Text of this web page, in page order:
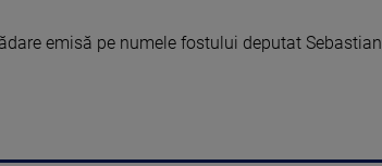
emisă pe numele fostului deputat Sebastian